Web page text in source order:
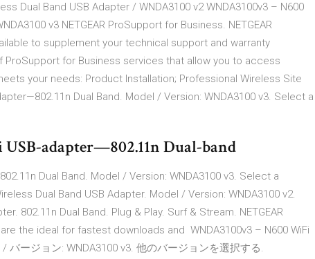
Dual Band USB Adapter / WNDA3100 v2 WNDA3100v3 – N600
v3 NETGEAR ProSupport for Business. NETGEAR
to supplement your technical support and warranty
ProSupport for Business services that allow you to access
your needs: Product Installation; Professional Wireless Site
Dual Band. Model / Version: WNDA3100 v3. Select a
adapter—802.11n Dual-band
Dual Band. Model / Version: WNDA3100 v3. Select a
Dual Band USB Adapter. Model / Version: WNDA3100 v2.
802.11n Dual Band. Plug & Play. Surf & Stream. NETGEAR
the ideal for fastest downloads and WNDA3100v3 – N600 WiFi
バージョン: WNDA3100 v3. 他のバージョンを選択する.